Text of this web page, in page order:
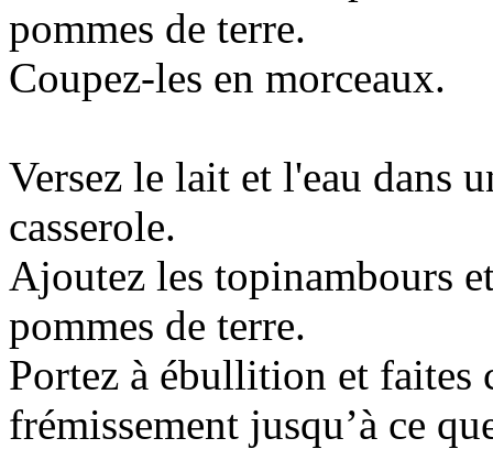
pommes de terre.
Coupez-les en morceaux.
Versez le lait et l'eau dans
casserole.
Ajoutez les topinambours
pommes de terre.
Portez à ébullition et faites
frémissement jusqu’à ce